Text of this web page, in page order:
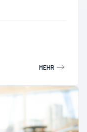
MEHR